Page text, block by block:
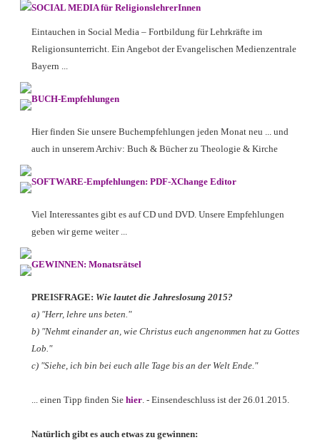
SOCIAL MEDIA für ReligionslehrerInnen
Eintauchen in Social Media – Fortbildung für Lehrkräfte im
Religionsunterricht. Ein Angebot der Evangelischen Medienzentrale
Bayern ...
BUCH-Empfehlungen
Hier finden Sie unsere Buchempfehlungen jeden Monat neu ... und
auch in unserem Archiv: Buch & Bücher zu Theologie & Kirche
SOFTWARE-Empfehlungen: PDF-XChange Editor
Viel Interessantes gibt es auf CD und DVD. Unsere Empfehlungen
geben wir gerne weiter ...
GEWINNEN: Monatsrätsel
PREISFRAGE: Wie lautet die Jahreslosung 2015?
a) "Herr, lehre uns beten."
b) "Nehmt einander an, wie Christus euch angenommen hat zu Gottes
Lob."
c) "Siehe, ich bin bei euch alle Tage bis an der Welt Ende."
... einen Tipp finden Sie hier. - Einsendeschluss ist der 26.01.2015.
Natürlich gibt es auch etwas zu gewinnen: